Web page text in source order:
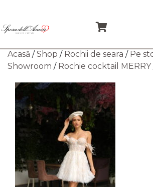
Acasă /Shop / Rochii de seara / Pe
Showroom / Rochie cocktail MERRY